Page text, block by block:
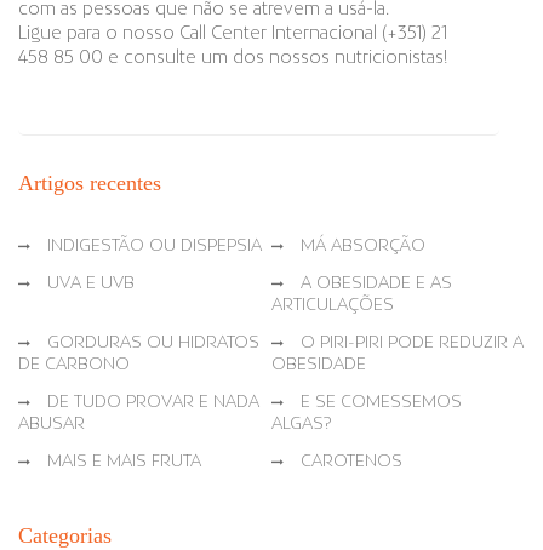
com as pessoas que não se atrevem a usá-la.
Ligue para o nosso Call Center Internacional (+351) 21
458 85 00 e consulte um dos nossos nutricionistas!
Artigos recentes
INDIGESTÃO OU DISPEPSIA MÁ ABSORÇÃO
UVA E UVB
A OBESIDADE E AS
ARTICULAÇÕES
GORDURAS OU HIDRATOS
DE CARBONO
O PIRI-PIRI PODE REDUZIR A
OBESIDADE
DE TUDO PROVAR E NADA
ABUSAR
E SE COMESSEMOS
ALGAS?
MAIS E MAIS FRUTA CAROTENOS
Categorias